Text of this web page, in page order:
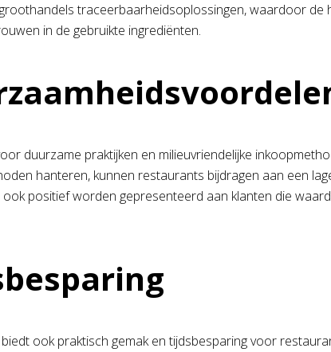
traceerbaarheidsoplossingen, waardoor de
in de gebruikte ingrediënten.
duurzame praktijken en milieuvriendelijke
hanteren, kunnen restaurants bijdragen aan een
positief worden gepresenteerd aan klanten die
ook praktisch gemak en tijdsbesparing voor